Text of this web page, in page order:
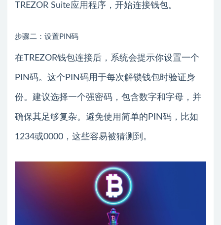
TREZOR Suite应用程序，开始连接钱包。
步骤二：设置PIN码
在TREZOR钱包连接后，系统会提示你设置一个
PIN码。这个PIN码用于每次解锁钱包时验证身
份。建议选择一个强密码，包含数字和字母，并
确保其足够复杂。避免使用简单的PIN码，比如
1234或0000，这些容易被猜测到。